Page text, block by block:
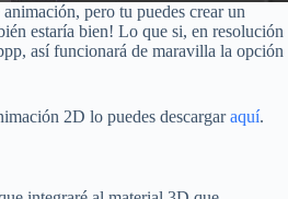
pero tu puedes crear un
estaría bien! Lo que si, en resolución
así funcionará de maravilla la opción
2D lo puedes descargaraquí.